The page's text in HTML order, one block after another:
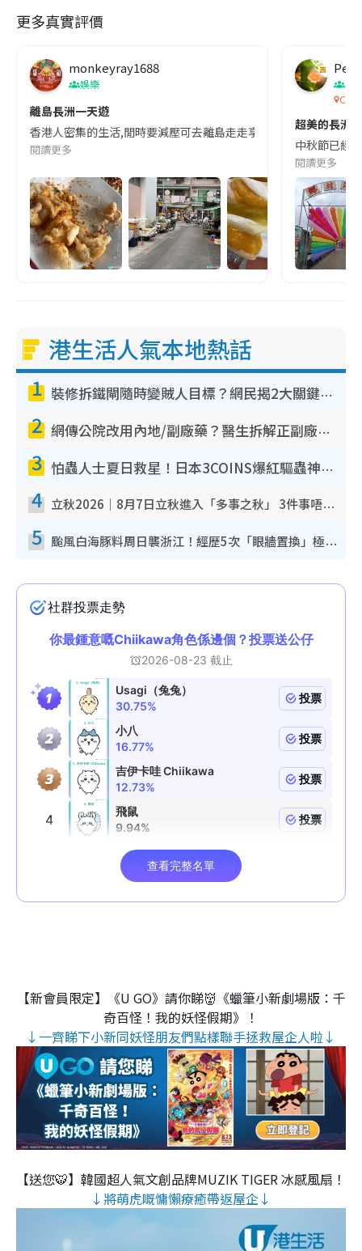
更多真實評價
monkeyray1688
娛樂
離島長洲一天遊
香港人密集的生活,閒時要減壓可去離島走走享受一下陽光,放鬆心
閱讀更多
節
超美的長洲
中秋節已經
閱讀更多
港生活人氣本地熱話
1 裝修拆鐵閘隨時變賊人目標？網民揭2大關鍵用途：裝新式等於白裝？附新舊鐵閘分別
2 網傳公院改用內地/副廠藥？醫生拆解正副廠分別 揭4類人換藥隨時出事
3 怕蟲人士夏日救星！日本3COINS爆紅驅蟲神器$45起 1招「全程免觸碰」輕鬆搞定小強
4 立秋2026｜8月7日立秋進入「多事之秋」 3件事唔做得！專家教6招開運 清枱頭／銀包納氣接好運
5 颱風白海豚料周日襲浙江！經歷5次「眼牆置換」極罕見 成登陸內地最長途颱風
【新會員限定】《U GO》請你睇👹《蠟筆小新劇場版：千
奇百怪！我的妖怪假期》！
↓一齊睇下小新同妖怪朋友們點樣聯手拯救屋企人啦↓
【送您🐯】韓國超人氣文創品牌MUZIK TIGER 冰感風扇！
↓將萌虎嘅慵懶療癒帶返屋企↓